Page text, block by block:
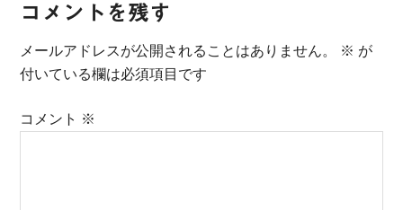
Reader
Interactions
コメントを残す
メールアドレスが公開されることはありません。 ※ が
付いている欄は必須項目です
コメント ※